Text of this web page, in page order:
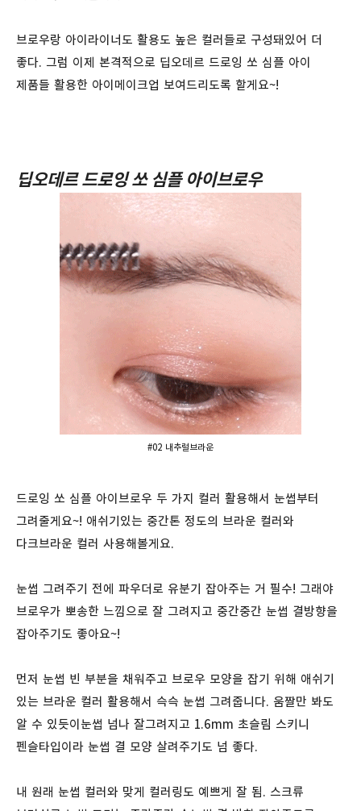
브로우랑 아이라이너도 활용도 높은 컬러들로 구성돼있어 더
좋다. 그럼 이제 본격적으로 딥오데르 드로잉 쏘 심플 아이
제품들 활용한 아이메이크업 보여드리도록 할게요~!
딥오데르 드로잉 쏘 심플 아이브로우
#02 내추럴브라운
드로잉 쏘 심플 아이브로우 두 가지 컬러 활용해서 눈썹부터
그려줄게요~! 애쉬기있는 중간톤 정도의 브라운 컬러와
다크브라운 컬러 사용해볼게요.
눈썹 그려주기 전에 파우더로 유분기 잡아주는 거 필수! 그래야
브로우가 뽀송한 느낌으로 잘 그려지고 중간중간 눈썹 결방향을
잡아주기도 좋아요~!
먼저 눈썹 빈 부분을 채워주고 브로우 모양을 잡기 위해 애쉬기
있는 브라운 컬러 활용해서 슥슥 눈썹 그려줍니다. 움짤만 봐도
알 수 있듯이눈썹 넘나 잘그려지고 1.6mm 초슬림 스키니
펜슬타입이라 눈썹 결 모양 살려주기도 넘 좋다.
내 원래 눈썹 컬러와 맞게 컬러링도 예쁘게 잘 됨. 스크류